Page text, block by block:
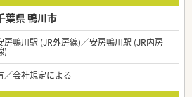
葉県 鴨川市
房鴨川駅 (JR外房線)／安房鴨川駅 (JR内房
)
／会社規定による